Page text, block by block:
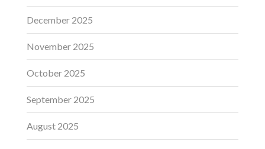
December 2025
November 2025
October 2025
September 2025
August 2025